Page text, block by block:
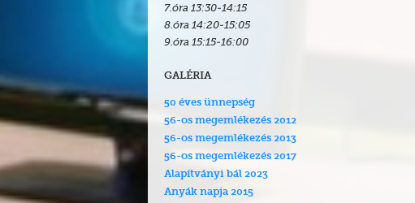
7.óra 13:30-14:15
8.óra 14:20-15:05
9.óra 15:15-16:00
GALÉRIA
50 éves ünnepség
56-os megemlékezés 2012
56-os megemlékezés 2013
56-os megemlékezés 2017
Alapítványi bál 2023
Anyák napja 2015